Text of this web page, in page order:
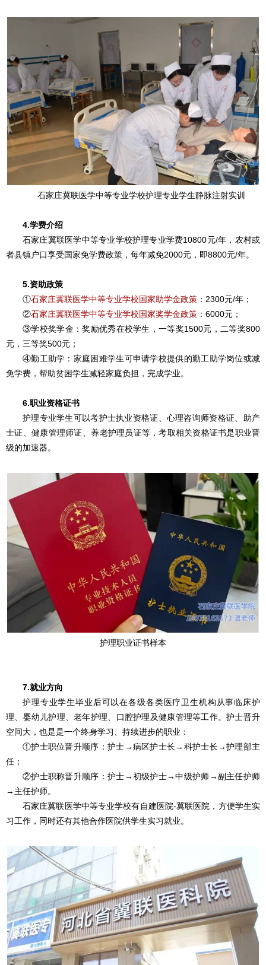
石家庄冀联医学中等专业学校护理专业学生静脉注射实训
4.学费介绍
石家庄冀联医学中等专业学校护理专业学费10800元/年，农村或
者县镇户口享受国家免学费政策，每年减免2000元，即8800元/年。
5.资助政策
①石家庄冀联医学中等专业学校国家助学金政策 ：2300元/年；
②石家庄冀联医学中等专业学校国家奖学金政策 ：6000元；
③学校奖学金：奖励优秀在校学生，一等奖1500元，二等奖800
元，三等奖500元；
④勤工助学：家庭困难学生可申请学校提供的勤工助学岗位或减
免学费，帮助贫困学生减轻家庭负担，完成学业。
6.职业资格证书
护理专业学生可以考护士执业资格证、心理咨询师资格证、‌助产
士证、‌健康管理师证‌、‌养老护理员证等，考取相关资格证书是职业晋
级的加速器。
护理职业证书样本
7.就业方向
护理专业学生毕业后可以在各级各类医疗卫生机构从事临床护
理、婴幼儿护理、老年护理、口腔护理及健康管理等工作。护士晋升
空间大，也是是一个终身学习、持续进步的职业：
①护士职位晋升顺序：护士→病区护士长→科护士长→护理部主
任；
②护士职称晋升顺序：护士→初级护士→中级护师→副主任护师
→主任护师。
石家庄冀联医学中等专业学校有自建医院-冀联医院，方便学生实
习工作，同时还有其他合作医院供学生实习就业。